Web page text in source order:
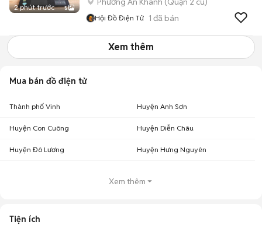
2 phút trước 5
Hội Đồ Điện Tử 1 đã bán
Xem thêm
Mua bán đồ điện tử
Thành phố Vinh Huyện Anh Sơn
Huyện Con Cuông Huyện Diễn Châu
Huyện Đô Lương Huyện Hưng Nguyên
Xem thêm
Tiện ích